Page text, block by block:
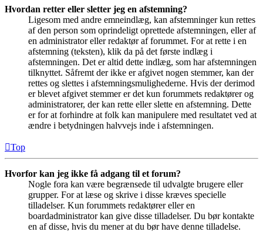
Hvordan retter eller sletter jeg en afstemning?
Ligesom med andre emneindlæg, kan afstemninger kun rettes
af den person som oprindeligt oprettede afstemningen, eller af
en administrator eller redaktør af forummet. For at rette i en
afstemning (teksten), klik da på det første indlæg i
afstemningen. Det er altid dette indlæg, som har afstemningen
tilknyttet. Såfremt der ikke er afgivet nogen stemmer, kan der
rettes og slettes i afstemningsmulighederne. Hvis der derimod
er blevet afgivet stemmer er det kun forummets redaktører og
administratorer, der kan rette eller slette en afstemning. Dette
er for at forhindre at folk kan manipulere med resultatet ved at
ændre i betydningen halvvejs inde i afstemningen.
Top
Hvorfor kan jeg ikke få adgang til et forum?
Nogle fora kan være begrænsede til udvalgte brugere eller
grupper. For at læse og skrive i disse kræves specielle
tilladelser. Kun forummets redaktører eller en
boardadministrator kan give disse tilladelser. Du bør kontakte
en af disse, hvis du mener at du bør have denne tilladelse.